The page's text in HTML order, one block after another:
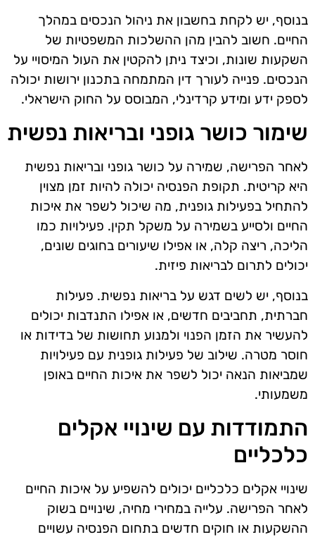
בנוסף, יש לקחת בחשבון את ניהול הנכסים במהלך
החיים. חשוב להבין מהן ההשלכות המשפטיות של
השקעות שונות, וכיצד ניתן להקטין את העול המיסויי על
הנכסים. פנייה לעורך דין המתמחה בתכנון ירושות יכולה
לספק ידע ומידע קרדינלי, המבוסס על החוק הישראלי.
שימור כושר גופני ובריאות נפשית
לאחר הפרישה, שמירה על כושר גופני ובריאות נפשית
היא קריטית. תקופת הפנסיה יכולה להיות זמן מצוין
להתחיל בפעילות גופנית, מה שיכול לשפר את איכות
החיים ולסייע בשמירה על משקל תקין. פעילויות כמו
הליכה, ריצה קלה, או אפילו שיעורים בחוגים שונים,
יכולים לתרום לבריאות פיזית.
בנוסף, יש לשים דגש על בריאות נפשית. פעילות
חברתית, תחביבים חדשים, או אפילו התנדבות יכולים
להעשיר את הזמן הפנוי ולמנוע תחושות של בדידות או
חוסר מטרה. שילוב של פעילות גופנית עם פעילויות
שמביאות הנאה יכול לשפר את איכות החיים באופן
משמעותי.
התמודדות עם שינויי אקלים
כלכליים
שינויי אקלים כלכליים יכולים להשפיע על איכות החיים
לאחר הפרישה. עלייה במחירי מחיה, שינויים בשוק
ההשקעות או חוקים חדשים בתחום הפנסיה עשויים